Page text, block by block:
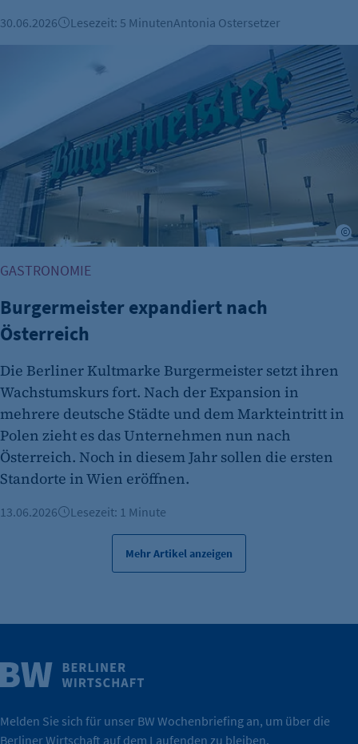
Wirtschaft.
Weitere Infos
30.06.2026 Lesezeit: 5 MinutenAntonia Ostersetzer
Burgermeister expandiert nach Österreich
GASTRONOMIE
Burgermeister expandiert nach
Österreich
Die Berliner Kultmarke Burgermeister setzt ihren
Wachstumskurs fort. Nach der Expansion in
mehrere deutsche Städte und dem Markteintritt in
Polen zieht es das Unternehmen nun nach
Österreich. Noch in diesem Jahr sollen die ersten
Standorte in Wien eröffnen.
13.06.2026 Lesezeit: 1 Minute
Mehr Artikel anzeigen
Melden Sie sich für unser BW Wochenbriefing an, um über die
Berliner Wirtschaft auf dem Laufenden zu bleiben.